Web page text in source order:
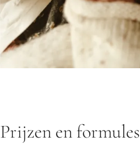
Prijzen en formules